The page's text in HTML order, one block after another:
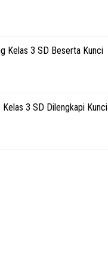
Kelas 3 SD Beserta Kunci
Kelas 3 SD Dilengkapi Kunci